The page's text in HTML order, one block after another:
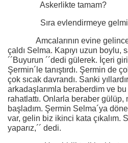
Askerlikte tamam?
Sıra evlendirmeye gelmiş
Amcalarının evine gelince,
çaldı Selma. Kapıyı uzun boylu,
´´Buyurun ´´dedi gülerek. İçeri
Şermin´le tanıştırdı. Şermin de
çok sıcak davrandı. Sanki
arkadaşlarımla beraberdim ve
rahatlattı. Onlarla beraber gülüp,
başladım. Şermin Selma´ya
var, gelin biz ikinci kata çıkalım.
yaparız,´´ dedi.